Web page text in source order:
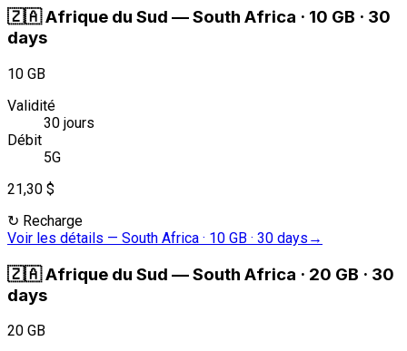
🇿🇦Afrique du Sud —South Africa · 10 GB · 30
days
10 GB
Validité
30 jours
Débit
5G
21,30 $
↻ Recharge
Voir les détails — South Africa · 10 GB · 30 days →
🇿🇦Afrique du Sud —South Africa · 20 GB · 30
days
20 GB